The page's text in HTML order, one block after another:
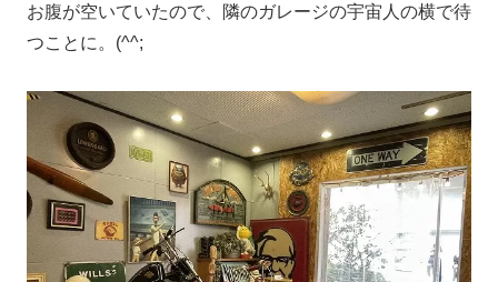
お腹が空いていたので、隣のガレージの宇宙人の横で待
つことに。(^^;